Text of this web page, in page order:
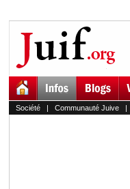
Société| Communauté Juive|